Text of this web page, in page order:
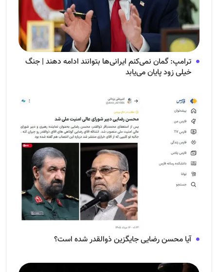
ترامپ: گمان نمی‌کنم ایرانی‌ها بتوانند ادامه دهند | جنگ
خیلی زود پایان می‌یابد
آیا محسن رضایی جایگزین ذوالقدر شده است؟